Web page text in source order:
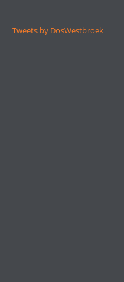
Tweets by DosWestbroek